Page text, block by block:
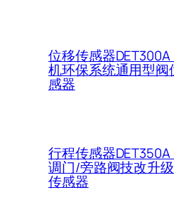
位移传感器
机环保系统通用型阀
感器
行程传感器
调门/旁路阀技改升
传感器